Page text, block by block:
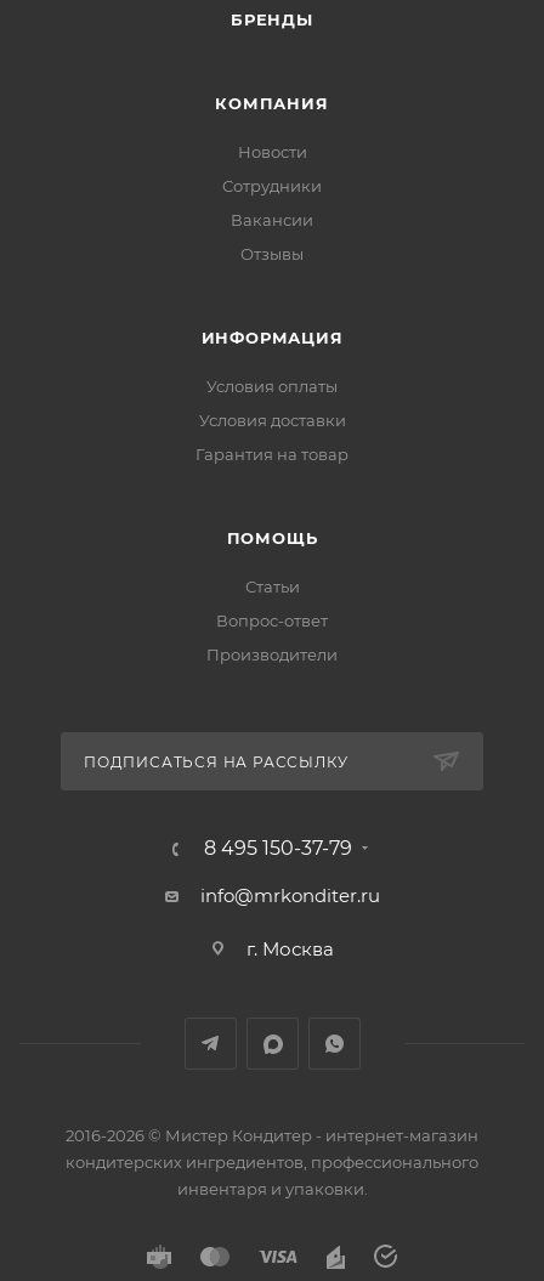
БРЕНДЫ
КОМПАНИЯ
Новости
Сотрудники
Вакансии
Отзывы
ИНФОРМАЦИЯ
Условия оплаты
Условия доставки
Гарантия на товар
ПОМОЩЬ
Статьи
Вопрос-ответ
Производители
ПОДПИСАТЬСЯ НА РАССЫЛКУ
8 495 150-37-79
info@mrkonditer.ru
г. Москва
2016-2026 © Мистер Кондитер - интернет-магазин
кондитерских ингредиентов, профессионального
инвентаря и упаковки.